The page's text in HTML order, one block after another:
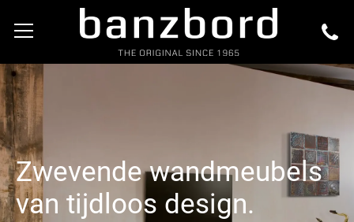
Zwevende wandmeubels
van tijdloos design.